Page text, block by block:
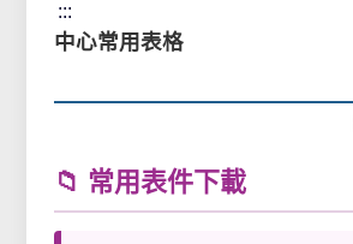
:::
中心常用表格
📁 常用表件下載